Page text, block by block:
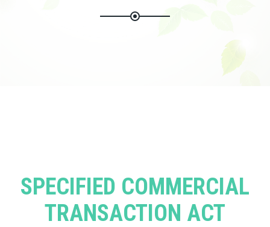
SPECIFIED COMMERCIAL
TRANSACTION ACT